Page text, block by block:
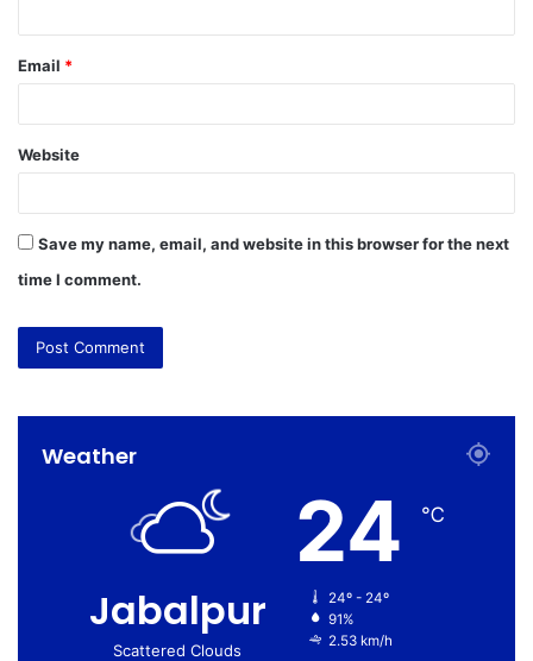
Email *
Website
Save my name, email, and website in this browser for the next
time I comment.
Weather
Jabalpur
Scattered Clouds
24 ℃
24º - 24º
91%
2.53 km/h